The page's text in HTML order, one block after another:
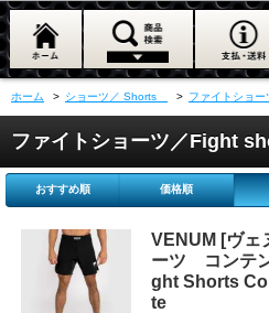
ホーム > ショーツ／ Shorts > ファイトショ
ファイトショーツ／Fight
おすすめ順 価格順
VENUM [ヴ
ーツ コンテ
ght Shorts
te